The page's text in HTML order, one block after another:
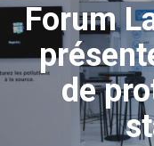
Forum
de